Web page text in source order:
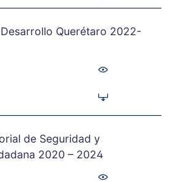
Querétaro 2022-
de Seguridad y
2020 – 2024